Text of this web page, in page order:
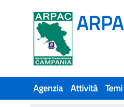
Agenzia Attività